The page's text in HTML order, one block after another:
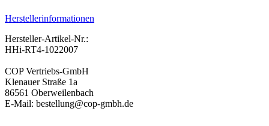
Herstellerinformationen
Hersteller-Artikel-Nr.:
HHi-RT4-1022007
COP Vertriebs-GmbH
Klenauer Straße 1a
86561 Oberweilenbach
E-Mail: bestellung@cop-gmbh.de